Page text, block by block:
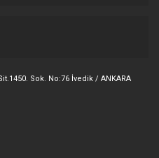
Sok. No:76 İvedik / ANKARA